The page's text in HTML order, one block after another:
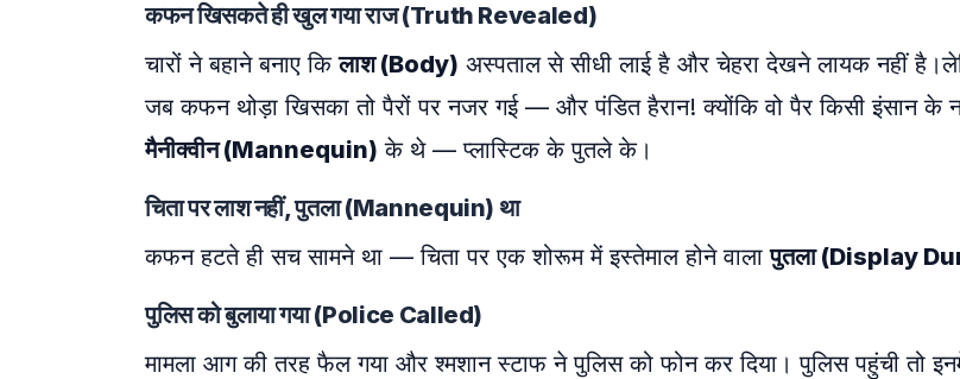
कफन खिसकते ही खुल गया राज (Truth Revealed)
चारों ने बहाने बनाए किलाश (Body) अस्पताल से सीधी लाई है और चेहरा देखने लायक नहीं
जब कफन थोड़ा खिसका तो पैरों पर नजर गई — और पंडित हैरान! क्योंकि वो पैर किसी इंसान के
मैनीक्वीन (Mannequin) के थे — प्लास्टिक के पुतले के।
चिता पर लाश नहीं, पुतला (Mannequin) था
कफन हटते ही सच सामने था — चिता पर एक शोरूम में इस्तेमाल होने वालापुतला (Display
पुलिस को बुलाया गया (Police Called)
मामला आग की तरह फैल गया और श्मशान स्टाफ ने पुलिस को फोन कर दिया। पुलिस पहुंची तो